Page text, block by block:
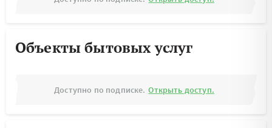
Объекты бытовых услуг
Доступно по подписке. Открыть доступ.